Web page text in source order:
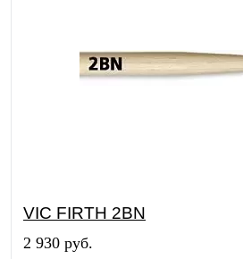
VIC FIRTH 2BN
2 930 руб.